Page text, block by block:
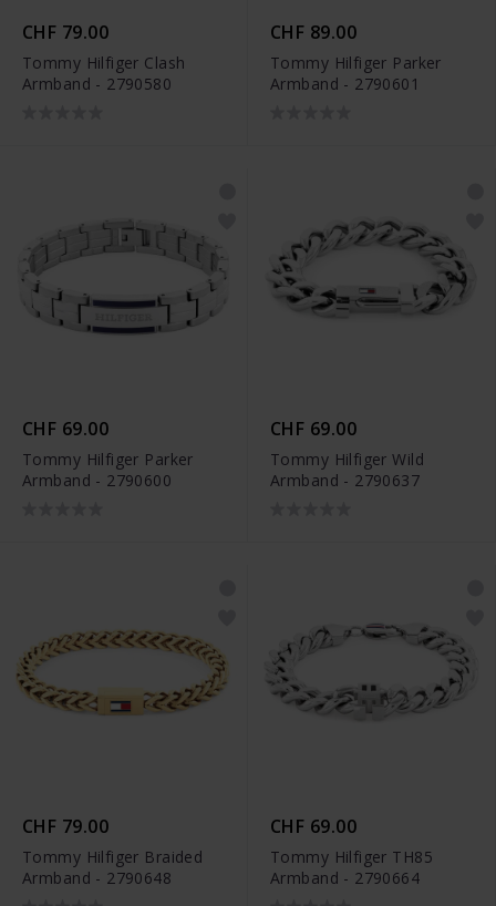
CHF 79.00
Tommy Hilfiger Clash
Armband - 2790580
CHF 89.00
Tommy Hilfiger Parker
Armband - 2790601
CHF 69.00
Tommy Hilfiger Parker
Armband - 2790600
CHF 69.00
Tommy Hilfiger Wild
Armband - 2790637
CHF 79.00
Tommy Hilfiger Braided
Armband - 2790648
CHF 69.00
Tommy Hilfiger TH85
Armband - 2790664